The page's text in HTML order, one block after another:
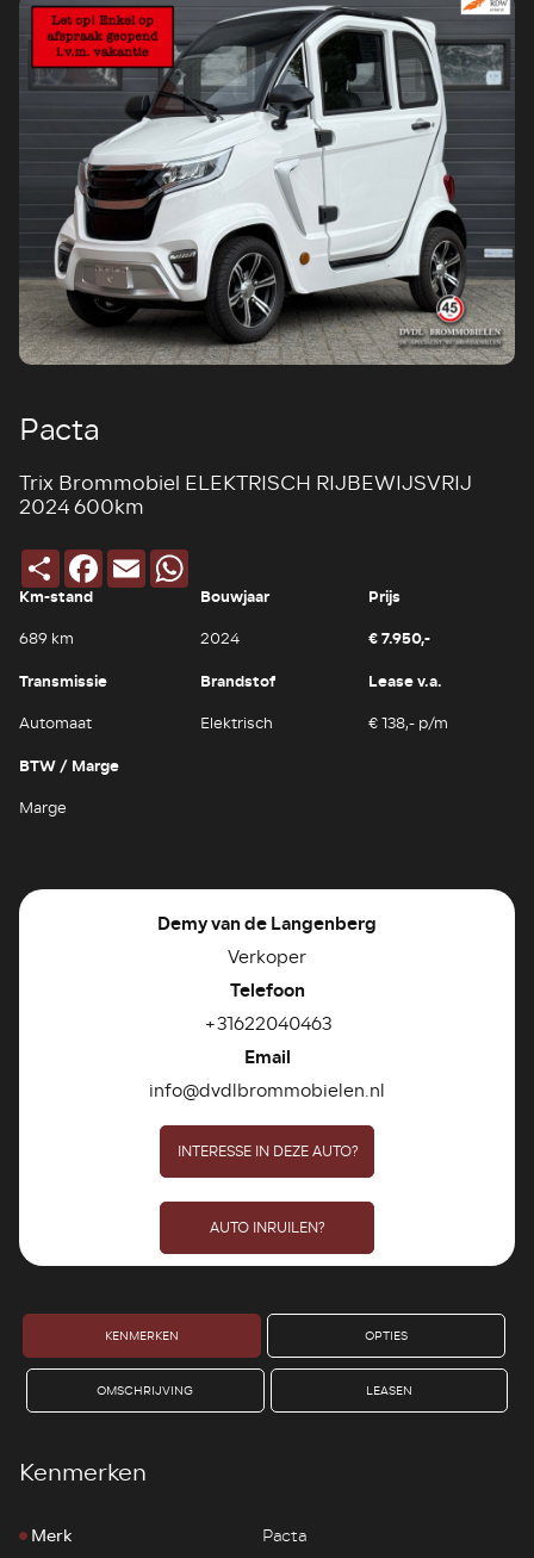
Pacta
Trix Brommobiel ELEKTRISCH RIJBEWIJSVRIJ
2024 600km
Deel Facebook
Email
Km-stand
689 km
Bouwjaar
2024
Prijs
€ 7.950,-
Transmissie
Automaat
Brandstof
Elektrisch
Lease v.a.
€ 138,- p/m
BTW / Marge
Marge
Demy van de Langenberg
Verkoper
Telefoon
+31622040463
Email
info@dvdlbrommobielen.nl
INTERESSE IN DEZE AUTO?
AUTO INRUILEN?
KENMERKEN OPTIES
OMSCHRIJVING LEASEN
Kenmerken
Merk
Pacta